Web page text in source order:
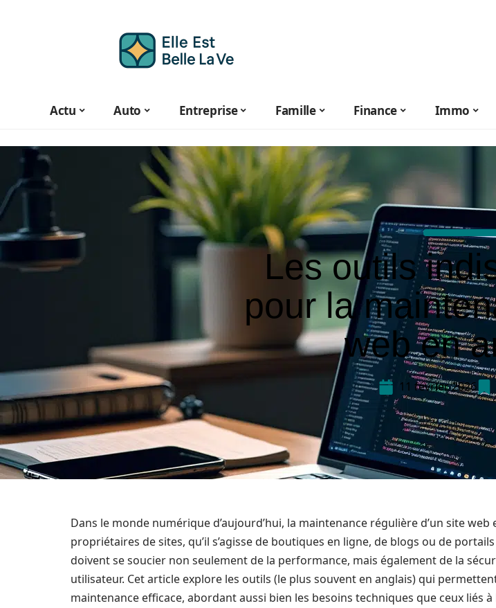
Actu Auto Entreprise Famille Finance Immo
Les outils
pour la
web en
11 février 2026
Dans le monde numérique d’aujourd’hui, la maintenance régulière d’un site web
propriétaires de sites, qu’il s’agisse de boutiques en ligne, de blogs ou de
doivent se soucier non seulement de la performance, mais également de la
utilisateur. Cet article explore les outils (le plus souvent en anglais) qui
maintenance efficace, abordant aussi bien les besoins techniques que ceux liés